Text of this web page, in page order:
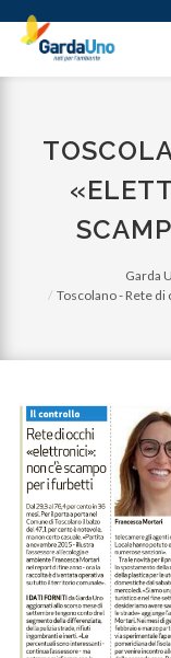
Gardauno
Spa
Garda
Toscolano - Rete